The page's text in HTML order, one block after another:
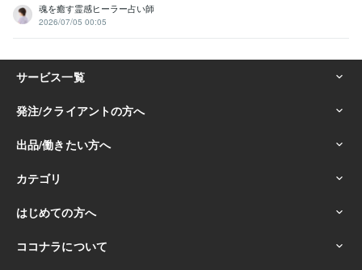
魂を癒す霊感ヒーラー占い師
2026/07/05 00:05